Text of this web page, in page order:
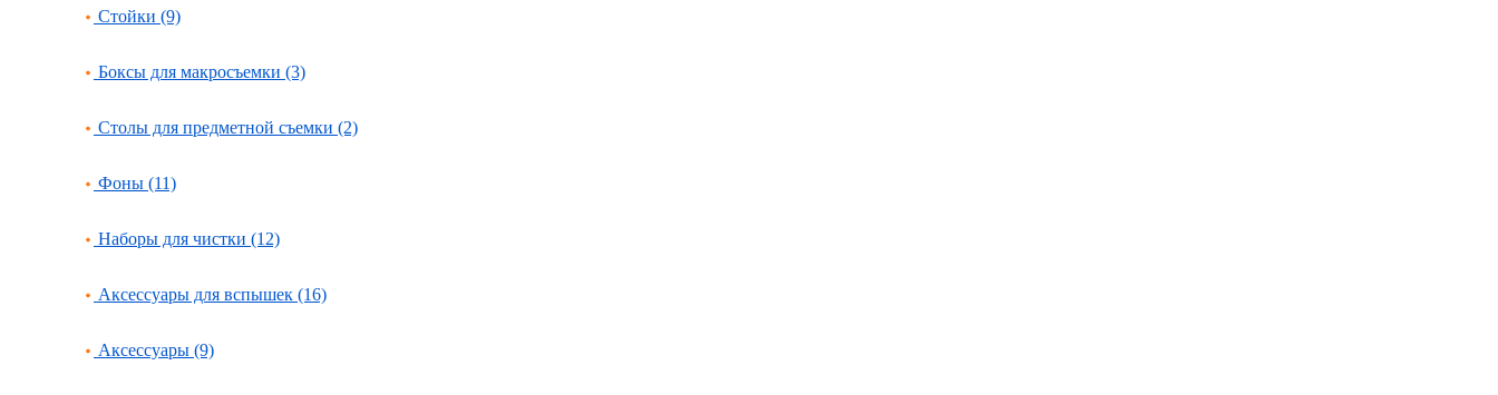
Стойки (9)
Боксы для макросъемки (3)
Столы для предметной съемки (2)
Фоны (11)
Наборы для чистки (12)
Аксессуары для вспышек (16)
Аксессуары (9)